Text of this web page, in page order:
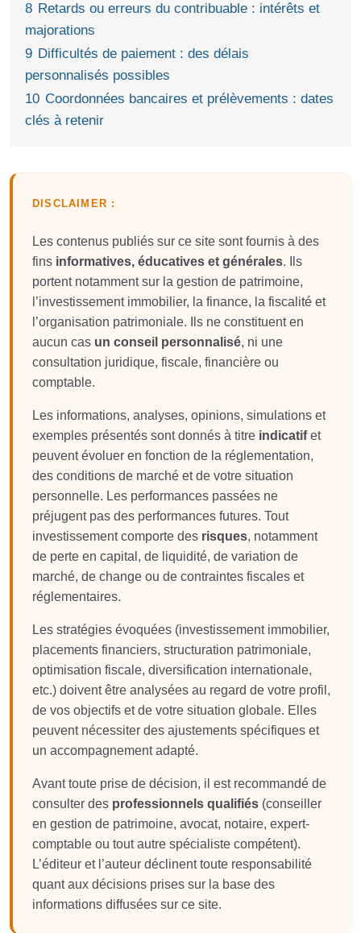
8 Retards ou erreurs du contribuable : intérêts et
majorations
9 Difficultés de paiement : des délais
personnalisés possibles
10 Coordonnées bancaires et prélèvements : dates
clés à retenir
DISCLAIMER :
Les contenus publiés sur ce site sont fournis à des
fins informatives, éducatives et générales. Ils
portent notamment sur la gestion de patrimoine,
l’investissement immobilier, la finance, la fiscalité et
l’organisation patrimoniale. Ils ne constituent en
aucun cas un conseil personnalisé, ni une
consultation juridique, fiscale, financière ou
comptable.
Les informations, analyses, opinions, simulations et
exemples présentés sont donnés à titre indicatifet
peuvent évoluer en fonction de la réglementation,
des conditions de marché et de votre situation
personnelle. Les performances passées ne
préjugent pas des performances futures. Tout
investissement comporte des risques, notamment
de perte en capital, de liquidité, de variation de
marché, de change ou de contraintes fiscales et
réglementaires.
Les stratégies évoquées (investissement immobilier,
placements financiers, structuration patrimoniale,
optimisation fiscale, diversification internationale,
etc.) doivent être analysées au regard de votre profil,
de vos objectifs et de votre situation globale. Elles
peuvent nécessiter des ajustements spécifiques et
un accompagnement adapté.
Avant toute prise de décision, il est recommandé de
consulter des professionnels qualifiés (conseiller
en gestion de patrimoine, avocat, notaire, expert-
comptable ou tout autre spécialiste compétent).
L’éditeur et l’auteur déclinent toute responsabilité
quant aux décisions prises sur la base des
informations diffusées sur ce site.